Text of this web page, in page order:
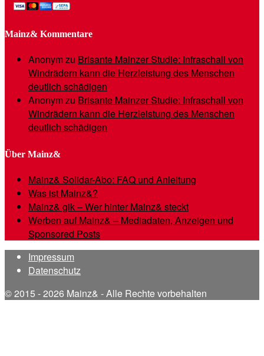
Mainz& Kommentare
Anonymzu Brisante Mainzer Studie: Infraschall von
Windrädern kann die Herzleistung des Menschen
deutlich schädigen
Anonymzu Brisante Mainzer Studie: Infraschall von
Windrädern kann die Herzleistung des Menschen
deutlich schädigen
Über Mainz&
Mainz& Solidar-Abo: FAQ und Anleitung
Was ist Mainz&?
Mainz& gik – Wer hinter Mainz& steckt
Werben auf Mainz& – Mediadaten, Anzeigen und
Sponsored Posts
Impressum
Datenschutz
© 2015 - 2026 Mainz& - Alle Rechte vorbehalten